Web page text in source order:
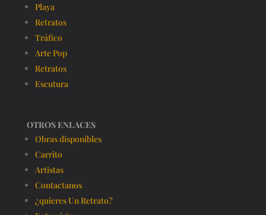
Playa
Retratos
Tráfico
Arte Pop
Retratos
Escutura
OTROS ENLACES
Obras disponibles
Carrito
Artistas
Contactanos
¿quieres Un Retrato?